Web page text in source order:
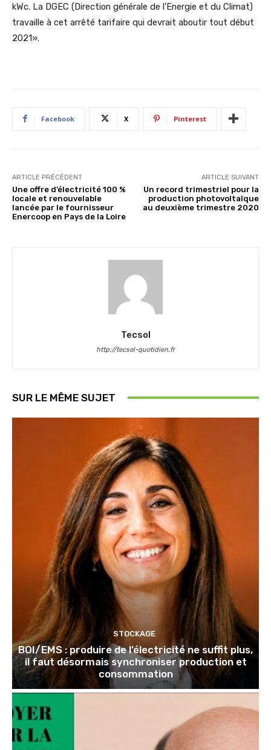
kWc. La DGEC (Direction générale de l’Energie et du Climat)
travaille à cet arrêté tarifaire qui devrait aboutir tout début
2021».
Facebook X Pinterest
ARTICLE PRÉCÉDENT
Une offre d’électricité 100 %
locale et renouvelable
lancée par le fournisseur
Enercoop en Pays de la Loire
ARTICLE SUIVANT
Un record trimestriel pour la
production photovoltaïque
au deuxième trimestre 2020
Tecsol
http://tecsol-quotidien.fr
SUR LE MÊME SUJET
STOCKAGE
BOI/EMS : produire de l’électricité ne suffit plus,
il faut désormais synchroniser production et
consommation